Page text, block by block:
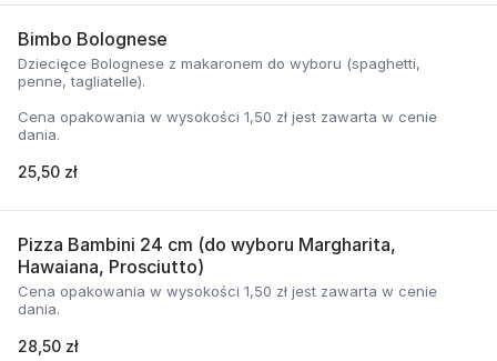
Bimbo Bolognese
Dziecięce Bolognese z makaronem do wyboru (spaghetti,
penne, tagliatelle).
Cena opakowania w wysokości 1,50 zł jest zawarta w cenie
dania.
25,50 zł
Pizza Bambini 24 cm (do wyboru Margharita,
Hawaiana, Prosciutto)
Cena opakowania w wysokości 1,50 zł jest zawarta w cenie
dania.
28,50 zł